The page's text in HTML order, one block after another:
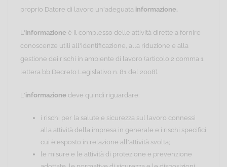
proprio Datore di lavoro un'adeguata informazione.
L'informazione è il complesso delle attività dirette a fornire
conoscenze utili all'identificazione, alla riduzione e alla
gestione dei rischi in ambiente di lavoro (articolo 2 comma 1
lettera bb Decreto Legislativo n. 81 del 2008).
L'informazione deve quindi riguardare:
i rischi per la salute e sicurezza sul lavoro connessi
alla attività della impresa in generale e i rischi specifici
cui è esposto in relazione all'attività svolta;
le misure e le attività di protezione e prevenzione